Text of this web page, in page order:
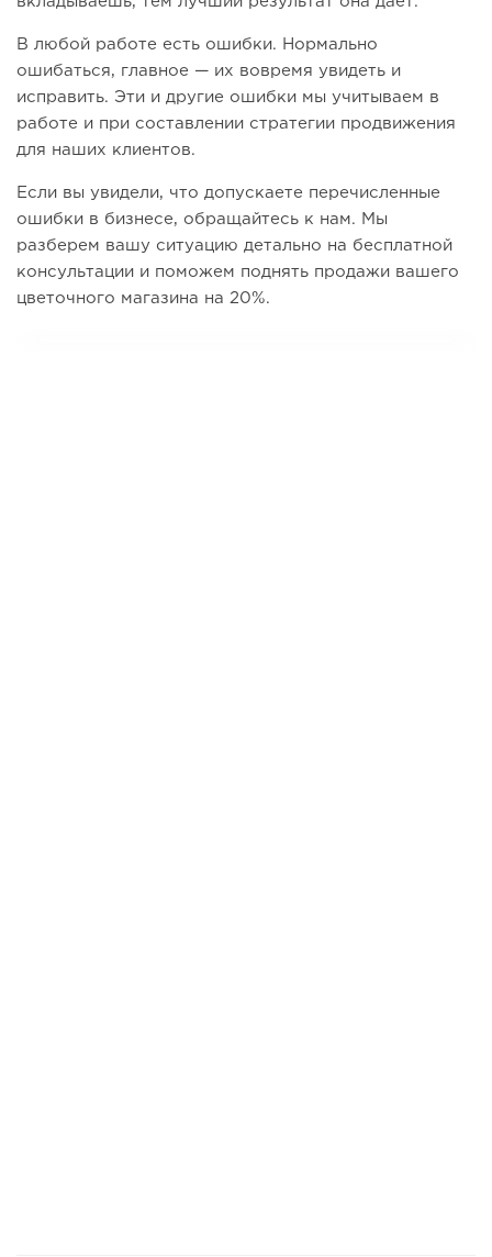
В любой работе есть ошибки. Нормально
ошибаться, главное — их вовремя увидеть и
исправить. Эти и другие ошибки мы учитываем в
работе и при составлении стратегии продвижения
для наших клиентов.
Если вы увидели, что допускаете перечисленные
ошибки в бизнесе, обращайтесь к нам. Мы
разберем вашу ситуацию детально на бесплатной
консультации и поможем поднять продажи вашего
цветочного магазина на 20%.